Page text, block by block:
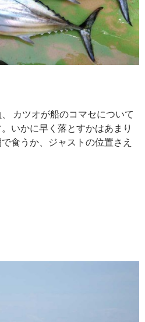
カツオが船のコマセについて
いかに早く落とすかはあまり
食うか、ジャストの位置さえ